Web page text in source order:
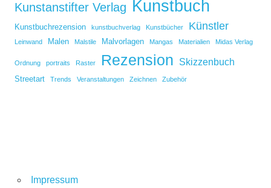
Kunstanstifter Verlag Kunstbuch
Kunstbuchrezension kunstbuchverlag Kunstbücher Künstler
Leinwand Malen Malstile Malvorlagen Mangas Materialien Midas Verlag
Ordnung portraits Raster Rezension Skizzenbuch
Streetart Trends Veranstaltungen Zeichnen Zubehör
Impressum